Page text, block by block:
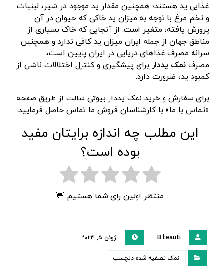
غذایی ید هستند؛ همچنین مقدار ید موجود در شیر، لبنیات
و تخم مرغ با توجه به میزان ید خاکی که حیوان در آن
پرورش یافته، متغیر است. از آنجایی که خاک بسیاری از
مناطق جهان از جمله ایران میزان ید کافی ندارد و همچنین
سرانه مصرف غذاهای دریایی در ایران پایین است،
مصرفنمک یددار برای پیشگیری و کنترل اختلالات ناشی از
کمبود ید، ضرورت دارد.
برای سفارش و خرید نمک یددار بیوتی سالت از طریق صفحه
«تماس با ما» با کارشناسان فروش ما تماس حاصل فرمایید.
این مطلب چه اندازه برایتان مفید
بوده است؟
منتظر اولین رای شما هستیم 👋
B.beauti ژوئن ۵, ۲۰۲۳
نمک تصفیه شده دلچسب